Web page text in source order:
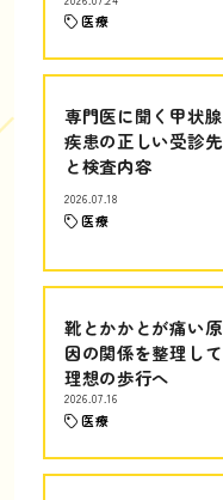
医療
専門医に聞く甲状腺
疾患の正しい受診先
と検査内容
2026.07.18
医療
靴とかかとが痛い原
因の関係を整理して
理想の歩行へ
2026.07.16
医療